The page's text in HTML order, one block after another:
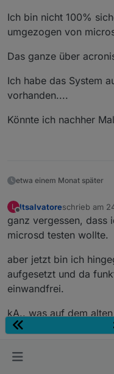
Ich bin nicht 100%
umgezogen von
Das ganze über
Ich habe das System
vorhanden....
Könnte ich nachher
etwa einem Monat später
L ltsalvatoreschrieb am
zuletzt
ganz vergessen, dass
microsd testen wollte.
aber jetzt bin ich
aufgesetzt und da
einwandfrei.
kA.. was auf dem